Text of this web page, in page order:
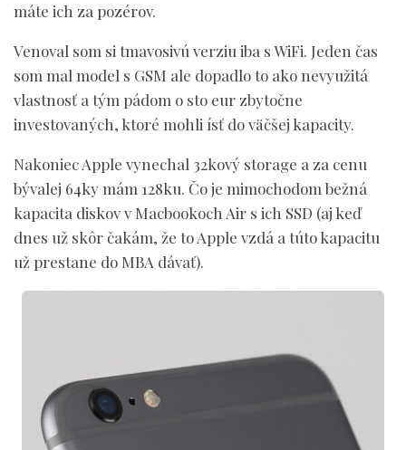
máte ich za pozérov.
Venoval som si tmavosivú verziu iba s WiFi. Jeden čas
som mal model s GSM ale dopadlo to ako nevyužitá
vlastnosť a tým pádom o sto eur zbytočne
investovaných, ktoré mohli ísť do väčšej kapacity.
Nakoniec Apple vynechal 32kový storage a za cenu
bývalej 64ky mám 128ku. Čo je mimochodom bežná
kapacita diskov v Macbookoch Air s ich SSD (aj keď
dnes už skôr čakám, že to Apple vzdá a túto kapacitu
už prestane do MBA dávať).